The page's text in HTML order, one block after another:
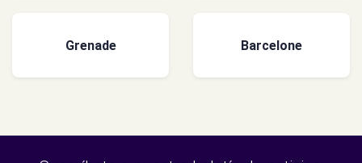
Grenade Barcelone